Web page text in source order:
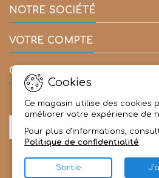
NOTRE SOCIÉTÉ
VOTRE COMPTE
CONTACT
Cookies
Ce magasin utilise des cookies
améliorer votre expérience de
Pour plus d'informations,
Politique de confidentialité.
Sortie
LETTRE